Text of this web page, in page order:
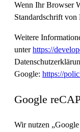
Wenn Ihr Browser
Standardschrift von
Weitere
unterhttps://
Google: https://
Google
Wir nutzen